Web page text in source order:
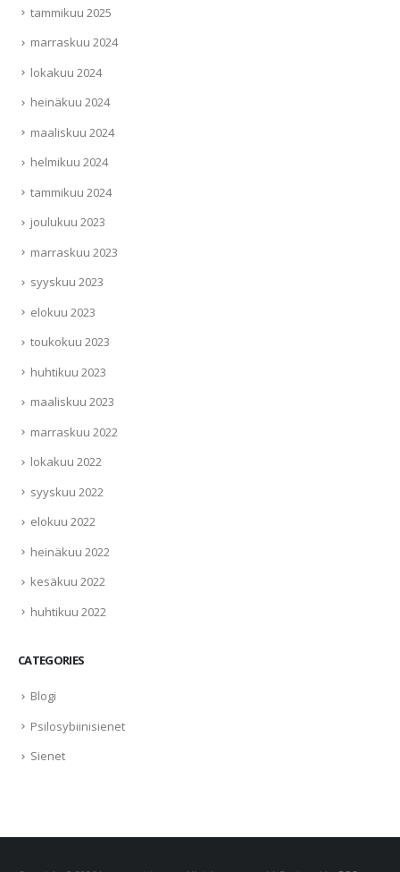
tammikuu 2025
marraskuu 2024
lokakuu 2024
heinäkuu 2024
maaliskuu 2024
helmikuu 2024
tammikuu 2024
joulukuu 2023
marraskuu 2023
syyskuu 2023
elokuu 2023
toukokuu 2023
huhtikuu 2023
maaliskuu 2023
marraskuu 2022
lokakuu 2022
syyskuu 2022
elokuu 2022
heinäkuu 2022
kesäkuu 2022
huhtikuu 2022
CATEGORIES
Blogi
Psilosybiinisienet
Sienet